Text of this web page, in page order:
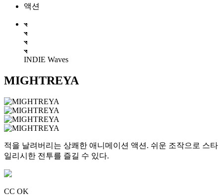
액션
INDIE Waves
MIGHTREYA
적을 날려버리는 상쾌한 애니메이션 액션. 쉬운 조작으로 스타
일리시한 전투를 즐길 수 있다.
CC OK